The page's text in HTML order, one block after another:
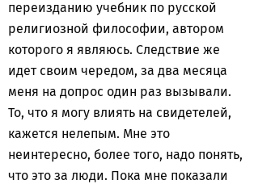
переизданию учебник по русской
религиозной философии, автором
которого я являюсь. Следствие же
идет своим чередом, за два месяца
меня на допрос один раз вызывали.
То, что я могу влиять на свидетелей,
кажется нелепым. Мне это
неинтересно, более того, надо понять,
что это за люди. Пока мне показали